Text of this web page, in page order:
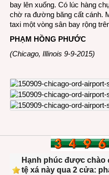
bay lên xuống. Có lúc hàng
chờ ra đường băng cất cánh.
taxi một vòng sân bay rộng
PHẠM HỒNG PHƯỚC
(Chicago, Illinois 9-9-2015)
Hạnh phúc được chào
tệ xá này qua 2 cửa: